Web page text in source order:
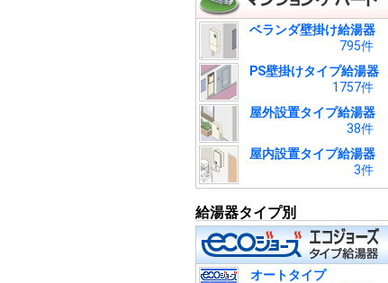
ベランダ壁掛け給湯器
795件
PS壁掛けタイプ給湯器
1757件
屋外設置タイプ給湯器
38件
屋内設置タイプ給湯器
3件
給湯器タイプ別
オートタイプ